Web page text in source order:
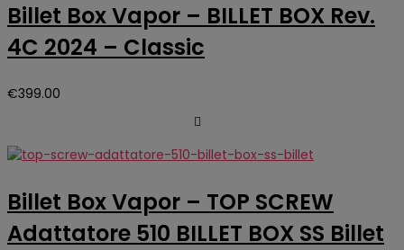
Billet Box Vapor – BILLET BOX Rev.
4C 2024 – Classic
€399.00
Billet Box Vapor – TOP SCREW
Adattatore 510 BILLET BOX SS Billet